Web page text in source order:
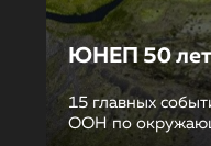
ЮНЕП 50 лет
15 главных
ООН по